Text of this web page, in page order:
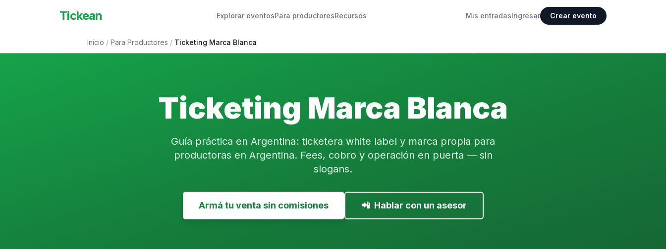
Tickean Explorar eventosPara productoresRecursos Mis entradasIngresar Crear evento
Inicio / Para Productores / Ticketing Marca Blanca
Ticketing Marca Blanca
Guía práctica en Argentina: ticketera white label y marca propia para
productoras en Argentina. Fees, cobro y operación en puerta — sin
slogans.
Armá tu venta sin comisiones 📲 Hablar con un asesor